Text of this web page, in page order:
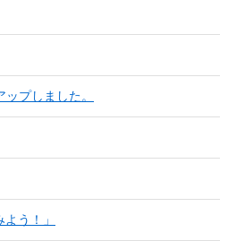
プしました。
う！」